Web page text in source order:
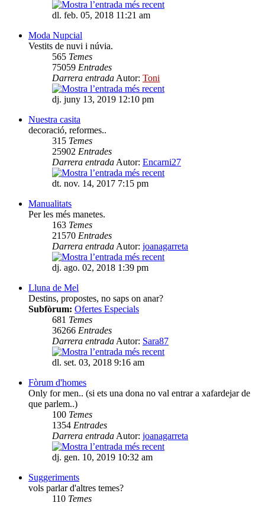
dl. feb. 05, 2018 11:21 am
Moda Nupcial
Vestits de nuvi i núvia.
565 Temes
75059 Entrades
Darrera entrada Autor: Toni
dj. juny 13, 2019 12:10 pm
Nuestra casita
decoració, reformes..
315 Temes
25902 Entrades
Darrera entrada Autor: Encarni27
dt. nov. 14, 2017 7:15 pm
Manualitats
Per les més manetes.
163 Temes
21570 Entrades
Darrera entrada Autor: joanagarreta
dj. ago. 02, 2018 1:39 pm
Lluna de Mel
Destins, propostes, no saps on anar?
Subfòrum: Ofertes Especials
681 Temes
36266 Entrades
Darrera entrada Autor: Sara87
dl. set. 03, 2018 9:16 am
Fòrum d'homes
Only for men.. (si ets una dona no val entrar a xafardejar de
que parlem..)
100 Temes
1354 Entrades
Darrera entrada Autor: joanagarreta
dj. gen. 10, 2019 10:32 am
Suggeriments
vols parlar d'altres temes?
110 Temes